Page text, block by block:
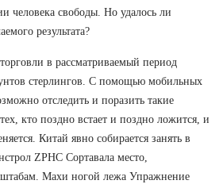
человека свободы. Но удалось ли
результата?
в рассматриваемый период
стерлингов. С помощью мобильных
отследить и поразить такие
кто поздно встает и поздно ложится, и
Китай явно собирается занять в
ZPHC Сортавала место,
Махи ногой лежа Упражнение